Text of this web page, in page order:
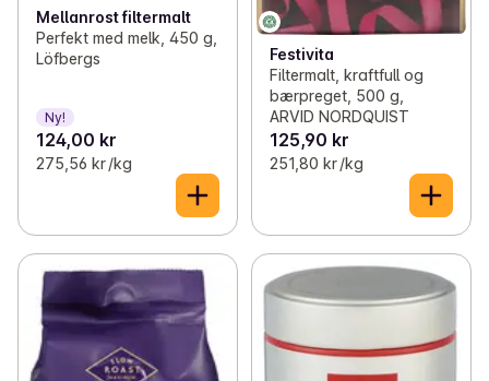
Mellanrost filtermalt
Perfekt med melk, 450 g,
Löfbergs
Ny!
124,00 kr
275,56 kr /kg
Festivita
Filtermalt, kraftfull og
bærpreget, 500 g,
ARVID NORDQUIST
125,90 kr
251,80 kr /kg